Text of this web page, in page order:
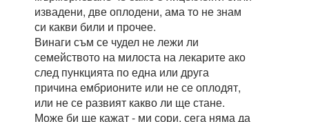
извадени, две оплодени, ама то не знам
си какви били и прочее.
Винаги съм се чудел не лежи ли
семейството на милоста на лекарите ако
след пункцията по една или друга
причина ембрионите или не се оплодят,
или не се развият какво ли ще стане.
Може би ще кажат - ми сори, сега няма да